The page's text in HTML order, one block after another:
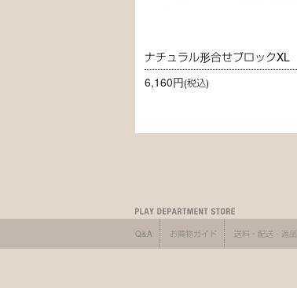
ナチュラル形合せブロックXL
6,160円(税込)
Q&A お買物ガイド 送料・配送・返品